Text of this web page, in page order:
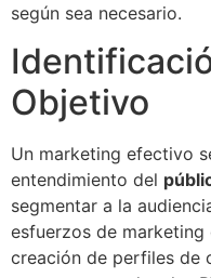
según sea necesario.
Objetivo
Un marketing efectivo
entendimiento del
segmentar a la
esfuerzos de marketing
creación de perfiles de